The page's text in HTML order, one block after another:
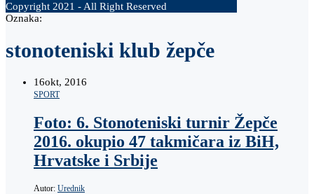
Copyright 2021 - All Right Reserved
Oznaka:
stonoteniski klub žepče
16okt, 2016
SPORT
Foto: 6. Stonoteniski turnir Žepče
2016. okupio 47 takmičara iz BiH,
Hrvatske i Srbije
Autor: Urednik